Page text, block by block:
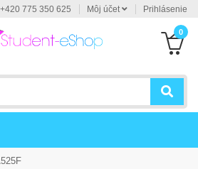
+420 775 350 625 Môj účet Prihlásenie
0